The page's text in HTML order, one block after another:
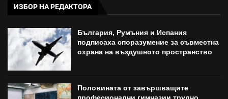
ИЗБОР НА РЕДАКТОРА
България, Румъния и Испания
подписаха споразумение за съвместна
охрана на въздушното пространство
Половината от завършващите